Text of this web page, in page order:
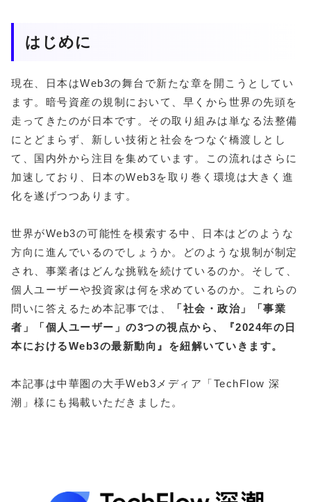
はじめに
現在、日本はWeb3の舞台で新たな章を開こうとしてい
ます。暗号資産の規制において、早くから世界の先頭を
走ってきたのが日本です。その取り組みは単なる法整備
にとどまらず、新しい技術と社会をつなぐ橋渡しとし
て、国内外から注目を集めています。この流れはさらに
加速しており、日本のWeb3を取り巻く環境は大きく進
化を遂げつつあります。
世界がWeb3の可能性を模索する中、日本はどのような
方向に進んでいるのでしょうか。どのような規制が制定
され、事業者はどんな挑戦を続けているのか。そして、
個人ユーザーや投資家は何を求めているのか。これらの
問いに答えるため本記事では、
「社会・政治」「事業
者」「個人ユーザー」の3つの視点から、『2024年の日
本におけるWeb3の最新動向』を紐解いていきます。
本記事は中華圏の大手Web3メディア「TechFlow 深
潮」様にも掲載いただきました。